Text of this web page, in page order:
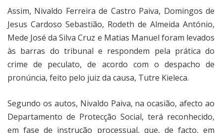
Assim, Nivaldo Ferreira de Castro Paiva, Domingos de
Jesus Cardoso Sebastião, Rodeth de Almeida António,
Mede José da Silva Cruz e Matias Manuel foram levados
às barras do tribunal e respondem pela prática do
crime de peculato, de acordo com o despacho de
pronúncia, feito pelo juiz da causa, Tutre Kieleca.
Segundo os autos, Nivaldo Paiva, na ocasião, afecto ao
Departamento de Protecção Social, terá reconhecido,
em fase de instrução processual, que, de facto, em